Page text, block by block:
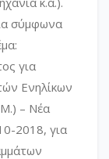
σύμφωνα
για
Ενηλίκων
– Νέα
2018, για